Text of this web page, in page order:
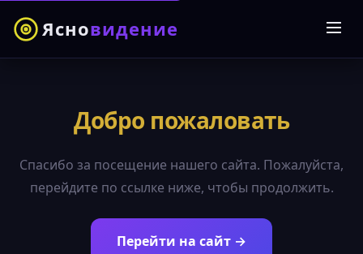
Ясновидение
Добро пожаловать
Спасибо за посещение нашего сайта. Пожалуйста,
перейдите по ссылке ниже, чтобы продолжить.
Перейти на сайт →